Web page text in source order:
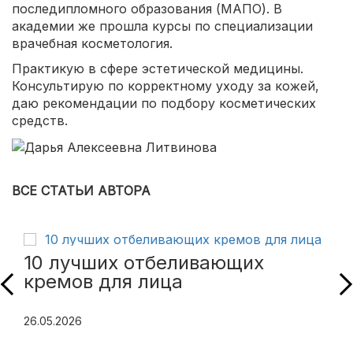
последипломного образования (МАПО). В
академии же прошла курсы по специализации
врачебная косметология.
Практикую в сфере эстетической медицины.
Консультирую по корректному уходу за кожей,
даю рекомендации по подбору косметических
средств.
ВСЕ СТАТЬИ АВТОРА
10 лучших отбеливающих
кремов для лица
26.05.2026